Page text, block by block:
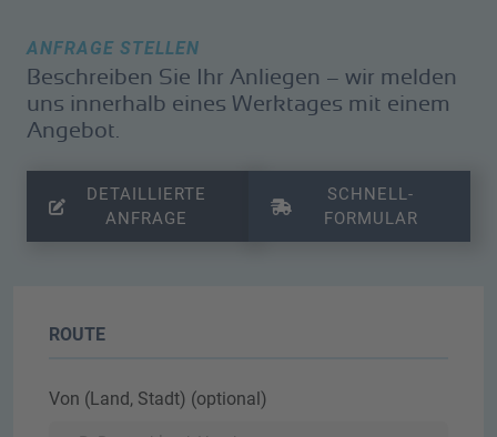
ANFRAGE STELLEN
Beschreiben Sie Ihr Anliegen – wir melden
uns innerhalb eines Werktages mit einem
Angebot.
DETAILLIERTE
ANFRAGE
SCHNELL­
FORMULAR
ROUTE
Von (Land, Stadt) (optional)